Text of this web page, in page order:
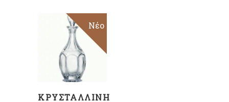
Νέο
ΠΡΟΣΘΉΚΗ
ΣΤΟ
ΚΑΛΆΘΙ
ΚΡΥΣΤΆΛΛΙΝΗ